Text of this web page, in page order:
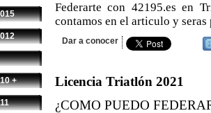
+
Federarte con 42195.es en
contamos en el articulo y
Dar a conocer
Licencia Triatlón 2021
¿COMO PUEDO